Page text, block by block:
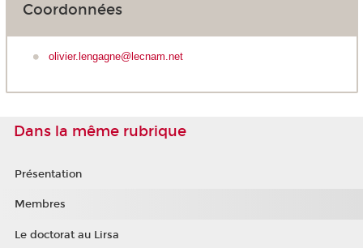
Coordonnées
olivier.lengagne@lecnam.net
Dans la même rubrique
Présentation
Membres
Le doctorat au Lirsa